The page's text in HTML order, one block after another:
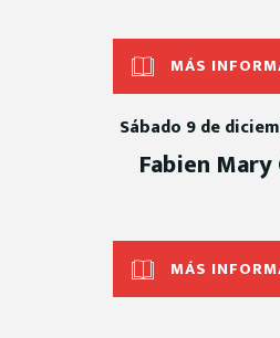
MÁS
Sábado 9 de
Fabien
MÁS